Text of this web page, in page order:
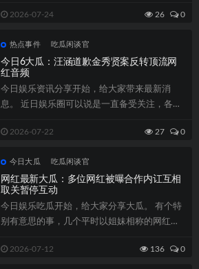
2026-07-24 26 0
热点事件 吃瓜闲谈官
今日6大瓜：汪涵道歉金秀贤案反转顶流网
红音频
今日娱乐资讯分享开始，给大家带来最新消
息。 近日娱乐圈可以说是一直备受关注，各种
一...2026-07-22 27 0
今日大瓜 吃瓜闲谈官
网红最新大瓜：多位网红被曝合作内讧互相
取关暂停互动
今日娱乐吃瓜开始，给大家分享大瓜。 有个特
别有意思的事，几个平时以姐妹相称的网红，
2026-07-12 136 0